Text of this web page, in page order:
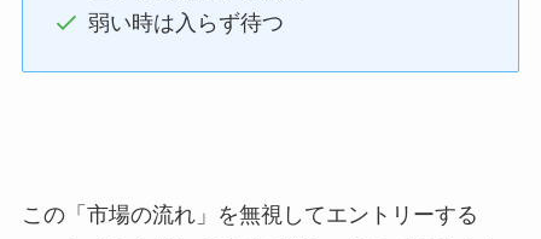
弱い時は入らず待つ
この「市場の流れ」を無視してエントリーする